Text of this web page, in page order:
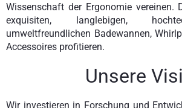
Wissenschaft der Ergonomie vereinen.
exquisiten, langlebigen,
umweltfreundlichen Badewannen,
Accessoires profitieren.
Unsere
Wir investieren in Forschung und